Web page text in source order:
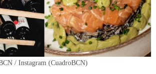
/ Instagram (CuadroBCN)